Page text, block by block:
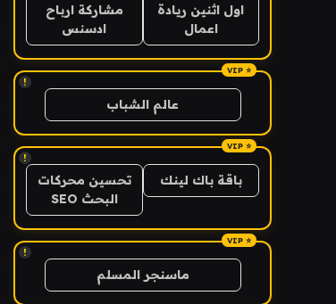
اول اثنين ريادة
اعمال
مشاركة ارباح
ادسنس
!
عالم الشباب
!
باقة باك لينك
تحسين محركات
البحث SEO
!
ماسنجر المسلم